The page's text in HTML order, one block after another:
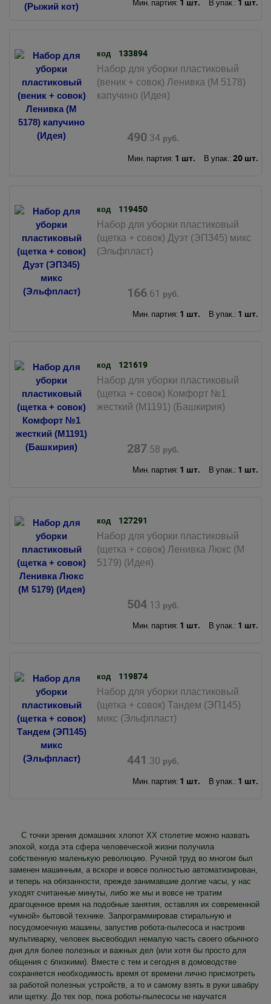
Мин. партия: В упак.:
код 133894
Набор для уборки пластиковый
(веник + совок) Ленивка (М 5178)
капучино (Идея)
490.34руб.
Мин. партия: 1 шт. В упак.: 20 шт.
код 119450
Набор для уборки пластиковый
(щетка + совок) Дуэт (ЭП345) микс
(Эльфпласт)
166.61 руб.
Мин. партия: 1 шт. В упак.: 1 шт.
код 121619
Набор для уборки пластиковый
(щетка + совок) Комфорт №1
жесткий (М1191) (Башкирия)
287.58 руб.
Мин. партия: 1 шт. В упак.: 1 шт.
код 127291
Набор для уборки пластиковый
(щетка + совок) Ленивка Люкс (М
5179) (Идея)
504.13 руб.
Мин. партия: 1 шт. В упак.: 1 шт.
код 119874
Набор для уборки пластиковый
(щетка + совок) Тандем (ЭП145)
микс (Эльфпласт)
441.30 руб.
Мин. партия: 1 шт. В упак.: 1 шт.
С точки зрения домашних хлопот XX столетие можно назвать
эпохой, когда эта сфера человеческой жизни получила
собственную маленькую революцию. Ручной труд во многом был
заменен машинным, а вскоре и вовсе полностью автоматизирован,
и теперь на обязанности, прежде занимавшие долгие часы, у нас
уходят считанные минуты, либо же мы и вовсе не тратим
драгоценное время на подобные занятия, оставляя их современной
«умной» бытовой технике. Запрограммировав стиральную и
посудомоечную машины, запустив робота-пылесоса и настроив
мультиварку, человек высвободил немалую часть своего обычного
дня для более полезных и важных дел (или хотя бы просто для
общения с близкими). Вместе с тем и сегодня в домоводстве
сохраняется необходимость время от времени лично присмотреть
за работой полезных устройств, а то и самому взять в руки швабру
или щетку. До тех пор, пока роботы-пылесосы не научатся